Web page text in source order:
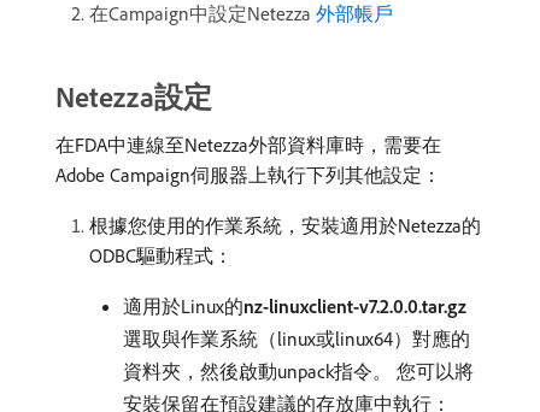
在Campaign中設定Netezza 外部帳戶
Netezza設定
在FDA中連線至Netezza外部資料庫時，需要在
Adobe Campaign伺服器上執行下列其他設定：
根據您使用的作業系統，安裝適用於Netezza的
ODBC驅動程式：
適用於Linux的​nz-linuxclient-v7.2.0.0.tar.gz
選取與作業系統（linux或linux64）對應的
資料夾，然後啟動unpack指令。 您可以將
安裝保留在預設建議的存放庫中執行：